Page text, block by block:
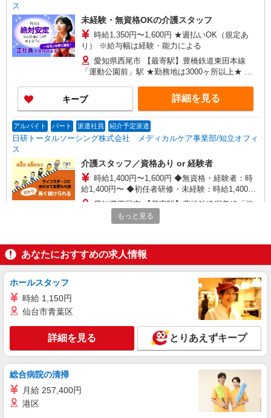
ス
未経験・無資格OKの介護スタッフ
時給1,350円〜1,600円 ★週払いOK（規定あ
り） ※給与幅は経験・能力による
愛知県西尾市 【最寄駅】豊橋鉄道東田本線
「運動公園前」駅 ★勤務地は3000ヶ所以上★ 自
お選び下さい！！
キープ 詳細を見る
アルバイト パート 派遣社員 紹介予定派遣
日研トータルソーシング株式会社 メディカルケア事業部/知立オフィ
ス
介護スタッフ／資格あり or 経験者
時給1,400円〜1,600円 ◆無資格・経験者：時
給1,400円〜 ◆初任者研修・未経験：時給1,400
円〜 ◆初任者研修・経験者：時給1,500円〜 ◆介
護福祉士：時給1,600円〜 ※経験者は3ヶ月以上 ※
給与幅は経験・能力による ★週払いOK（規定あ
愛知県西尾市 【最寄駅】豊橋鉄道渥美線「柳
いやすいエリアなど、お好きな勤務地をお選び下
キープ
日研トータルソーシング株式会社 メディカルケア事業部/知立オフィ
ス
未経験・無資格OKの介護スタッフ
時給1,350円〜1,600円 ★週払いOK（規定あ
り） ※給与幅は経験・能力による
愛知県西尾市 【最寄駅】豊橋鉄道東田本線
「駅前大通」駅 ★勤務地は3000ヶ所以上★ 自宅
から通いやすいエリアなど、お好きな勤務地をお
キープ 詳細を見る
もっと見る
あなたにおすすめの求人情報
ホールスタッフ
時給 1,150円
仙台市青葉区
詳細を見る とりあえずキープ
総合病院の清掃
月給 257,400円
港区